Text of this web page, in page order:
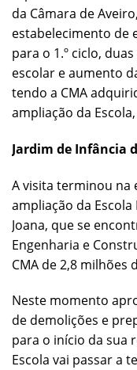
da Câmara de
estabelecimento de
para o 1.º ciclo,
escolar e aumento
tendo a CMA
ampliação da
Jardim de Infância
A visita terminou na
ampliação da
Joana, que se
Engenharia e
CMA de 2,8 milhões
Neste momento
de demolições e
para o início da sua
Escola vai passar a